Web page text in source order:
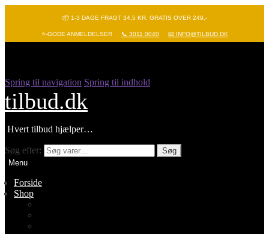
📦 1-3 DAGE FRAGT 34,5 KR. GRATIS OVER 249,-
⭐-GODE ANMELDELSER 📞 3011 0040 📧 INFO@TILBUD.DK
Spring til navigation Spring til indhold
tilbud.dk
Hvert tilbud hjælper…
Søg efter:
Søg
Menu
Forside
Shop